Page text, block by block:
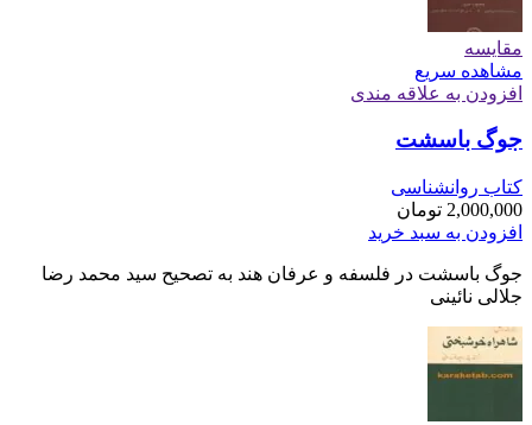
مقایسه
مشاهده سریع
افزودن به علاقه مندی
جوگ باسشت
کتاب روانشناسی
2,000,000 تومان
افزودن به سبد خرید
جوگ باسشت در فلسفه و عرفان هند به تصحیح سید محمد رضا
جلالی نائینی